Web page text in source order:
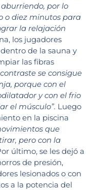
por lo
o diez minutos para
la relajación
los jugadores
de la sauna y
las fibras
se consigue
porque con el
y con el frio
el músculo”. Luego
en la piscina
que
pero con la
último, se les dejó a
de presión,
lesionados o con
a la potencia del